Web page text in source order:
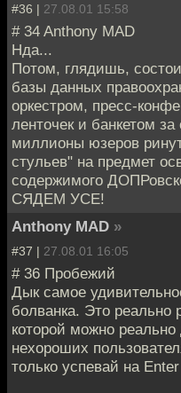
#36 | 27.08.01 15:58
# 34 Anthony MAD
Нда...
Потом, глядишь,
базы данных
оркестром, пресс-
ленточек и банкетом
миллионы юзеров
стульев" на предмет
содержимого
СЯДЕМ УСЕ!
Anthony MAD »
#37 | 27.08.01 16:05
# 36 Пробежий
Дык самое
болванка. Это
которой можно
нехороших
только успевай на